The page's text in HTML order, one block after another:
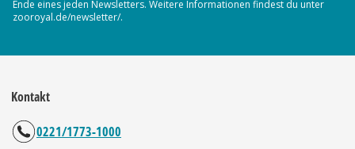
Ende eines jeden Newsletters. Weitere Informationen findest du unter
zooroyal.de/newsletter/.
Kontakt
0221/1773-1000